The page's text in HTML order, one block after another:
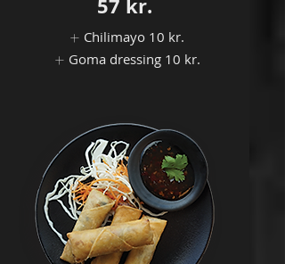
57 kr.
Chilimayo 10 kr.
Goma dressing 10 kr.